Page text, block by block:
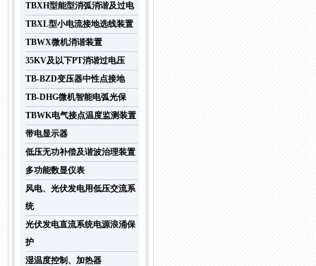
TBXH型能型消弧消谐及过电
TBXL型小电流接地选线装置
TBWX微机消谐装置
35KV及以下PT消谐过电压
TB-BZD变压器中性点接地
TB-DHG微机智能电弧光保
TBWK电气接点温度监测装置
带电显示器
低压无功补偿及谐波治理装置
多功能数显仪表
风电、光伏发电用低压交流系
统
光伏发电直流系统电源浪涌保
护
湿温度控制、加热器